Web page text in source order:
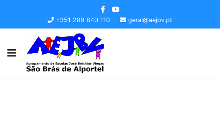
+351 289 840 110 geral@aejbv.pt